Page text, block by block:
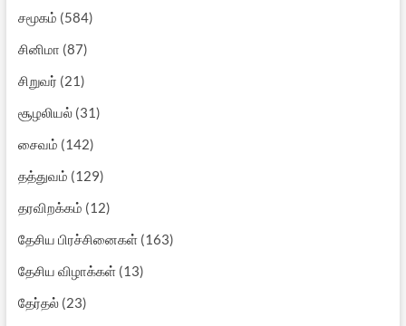
சூழலியல்(31)
சைவம்(142)
தத்துவம்(129)
தரவிறக்கம்(12)
தேசிய பிரச்சினைகள்
தேசிய விழாக்கள்
தேர்தல்(23)
தொடர் (385)
நாடகம்(14)
நிகழ்வுகள்(380)